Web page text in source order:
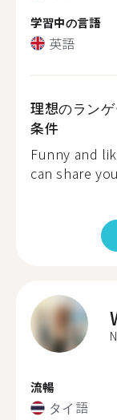
学習中の言語
英語
理想のラン
条件
Funny and
can share
流暢
タイ語